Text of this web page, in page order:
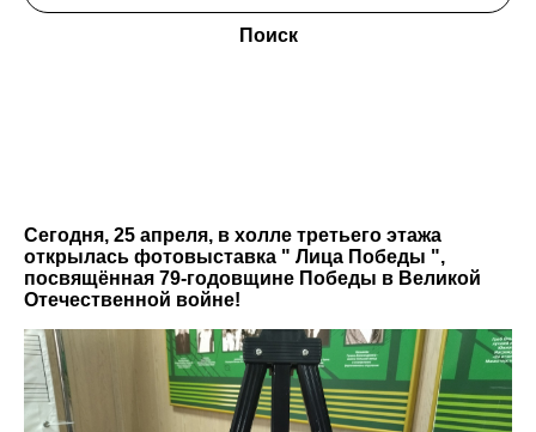
Поиск
Сегодня, 25 апреля, в холле третьего этажа
открылась фотовыставка " Лица Победы ",
посвящённая 79-годовщине Победы в Великой
Отечественной войне!